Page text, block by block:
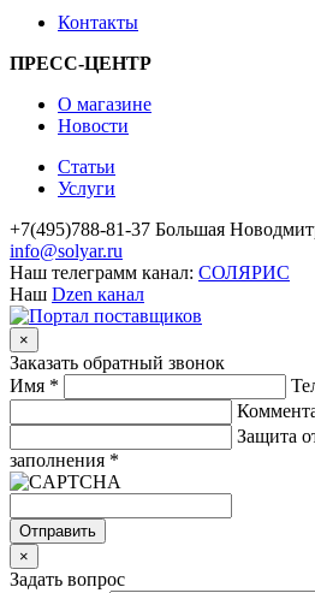
Контакты
ПРЕСС-ЦЕНТР
О магазине
Новости
Статьи
Услуги
+7(495)788-81-37 Большая
info@solyar.ru
Наш телеграмм канал: СОЛЯРИС
Наш Dzen канал
×
Заказать обратный звонок
Имя *
Защита
заполнения *
Отправить
×
Задать вопрос